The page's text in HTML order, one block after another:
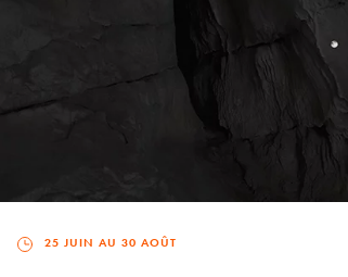
25 JUIN AU 30 AOÛT